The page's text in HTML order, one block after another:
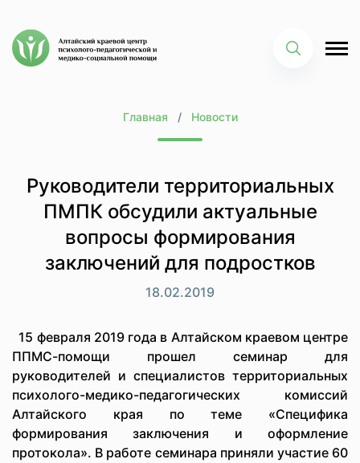
Главная Новости
Руководители территориальных
ПМПК обсудили актуальные
вопросы формирования
заключений для подростков
18.02.2019
15 февраля 2019 года в Алтайском краевом центре
ППМС-помощи прошел семинар для
руководителей и специалистов территориальных
психолого-медико-педагогических комиссий
Алтайского края по теме «Специфика
формирования заключения и оформление
протокола». В работе семинара приняли участие 60